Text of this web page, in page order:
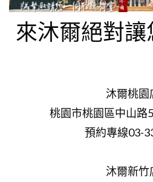
來沐爾絕對
沐爾桃園
桃園市桃園區中山路
預約專線03-
沐爾新竹